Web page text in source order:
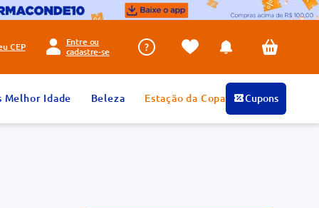
CEP
Entre ou
cadastre-se
Melhor Idade Beleza Estação da Copa Cupons